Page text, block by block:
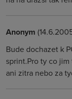
Anonym
Bude dochazet k
sprint.Pro ty co
ani zitra nebo za